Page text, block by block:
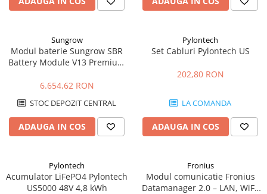
Sungrow
Modul baterie Sungrow SBR
Battery Module V13 Premium
6.654,62 RON
STOC DEPOZIT CENTRAL
ADAUGA IN COS
Pylontech
Set Cabluri Pylontech US
202,80 RON
LA COMANDA
ADAUGA IN COS
Pylontech
Acumulator LiFePO4 Pylontech
US5000 48V 4,8 kWh
Fronius
Modul comunicatie Fronius
Datamanager 2.0 – LAN, WiFi,